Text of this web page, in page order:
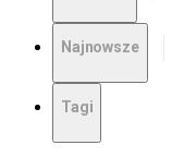
Najnowsze
Tagi